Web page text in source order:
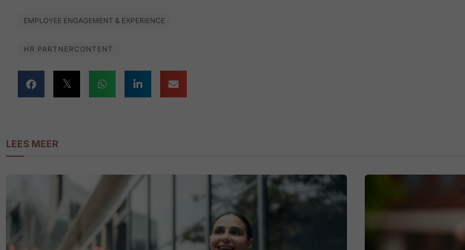
EMPLOYEE ENGAGEMENT & EXPERIENCE
HR PARTNERCONTENT
LEES MEER